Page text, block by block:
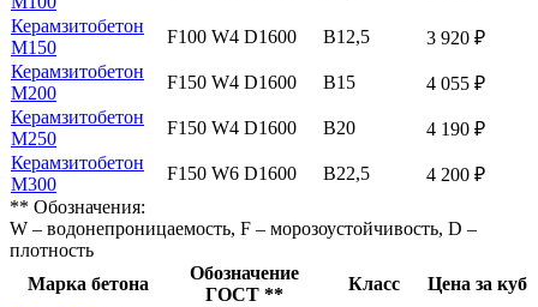
Керамзитобетон
М150
F100 W4 D1600 В12,5
3 920 ₽
Керамзитобетон
М200
F150 W4 D1600 В15
4 055 ₽
Керамзитобетон
М250
F150 W4 D1600 В20
4 190 ₽
Керамзитобетон
М300
F150 W6 D1600 В22,5
4 200 ₽
** Обозначения:
W – водонепроницаемость, F – морозоустойчивость, D –
плотность
Марка бетона
Обозначение
ГОСТ **
Класс
Цена за куб